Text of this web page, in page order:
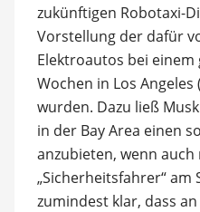
zukünftigen Robotaxi-
Vorstellung der dafür
Elektroautos bei einem
Wochen in Los
wurden. Dazu ließ
in der Bay Area einen
anzubieten, wenn
„Sicherheitsfahrer“ am
zumindest klar, dass